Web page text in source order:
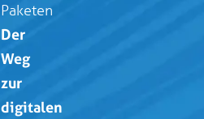
Paketen
Der
Weg
zur
digitalen